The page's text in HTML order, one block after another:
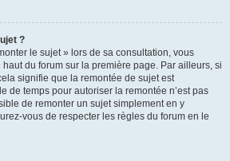
?
le sujet » lors de sa consultation, vous
du forum sur la première page. Par ailleurs, si
signifie que la remontée de sujet est
de temps pour autoriser la remontée n’est pas
de remonter un sujet simplement en y
vous de respecter les règles du forum en le